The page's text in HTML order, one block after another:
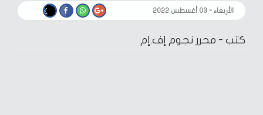
الأربعاء - ٠٣ أغسطس ٢٠٢٢
كتب - محرر نجوم إف.إم